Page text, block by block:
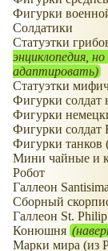
Фигурки
Солдатики
Статуэтки
энциклопедия,
адаптировать)
Статуэтки
Фигурки солдат
Фигурки
Фигурки
Фигурки танков
Мини чайные и
Робот
Галлеон
Сборный
Галлеон St. Philip
Конюшня
Марки мира (из